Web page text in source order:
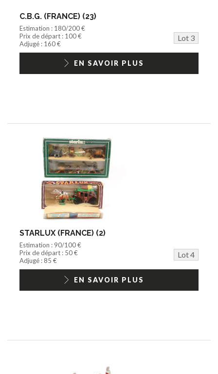
C.B.G. (FRANCE) (23)
Estimation : 180/200 €
Prix de départ : 100 €
Lot 3
Adjugé : 160 €
EN SAVOIR PLUS
STARLUX (FRANCE) (2)
Estimation : 90/100 €
Prix de départ : 50 €
Lot 4
Adjugé : 85 €
EN SAVOIR PLUS